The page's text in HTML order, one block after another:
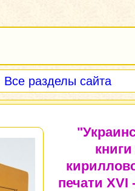
Все разделы сайта
книги
печати XVI